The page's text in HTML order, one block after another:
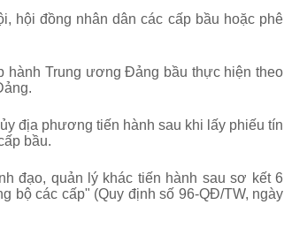
hội đồng nhân dân các cấp bầu hoặc phê
hành Trung ương Đảng bầu thực hiện theo
địa phương tiến hành sau khi lấy phiếu tín
bầu.
đạo, quản lý khác tiến hành sau sơ kết 6
bộ các cấp" (Quy định số 96-QĐ/TW, ngày